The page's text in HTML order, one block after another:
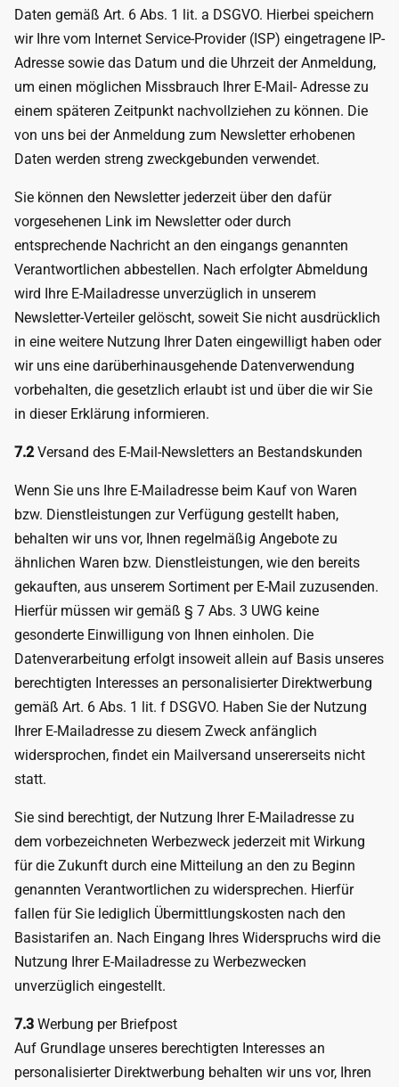
Daten gemäß Art. 6 Abs. 1 lit. a DSGVO. Hierbei speichern
wir Ihre vom Internet Service-Provider (ISP) eingetragene IP-
Adresse sowie das Datum und die Uhrzeit der Anmeldung,
um einen möglichen Missbrauch Ihrer E-Mail- Adresse zu
einem späteren Zeitpunkt nachvollziehen zu können. Die
von uns bei der Anmeldung zum Newsletter erhobenen
Daten werden streng zweckgebunden verwendet.
Sie können den Newsletter jederzeit über den dafür
vorgesehenen Link im Newsletter oder durch
entsprechende Nachricht an den eingangs genannten
Verantwortlichen abbestellen. Nach erfolgter Abmeldung
wird Ihre E-Mailadresse unverzüglich in unserem
Newsletter-Verteiler gelöscht, soweit Sie nicht ausdrücklich
in eine weitere Nutzung Ihrer Daten eingewilligt haben oder
wir uns eine darüberhinausgehende Datenverwendung
vorbehalten, die gesetzlich erlaubt ist und über die wir Sie
in dieser Erklärung informieren.
7.2Versand des E-Mail-Newsletters an Bestandskunden
Wenn Sie uns Ihre E-Mailadresse beim Kauf von Waren
bzw. Dienstleistungen zur Verfügung gestellt haben,
behalten wir uns vor, Ihnen regelmäßig Angebote zu
ähnlichen Waren bzw. Dienstleistungen, wie den bereits
gekauften, aus unserem Sortiment per E-Mail zuzusenden.
Hierfür müssen wir gemäß § 7 Abs. 3 UWG keine
gesonderte Einwilligung von Ihnen einholen. Die
Datenverarbeitung erfolgt insoweit allein auf Basis unseres
berechtigten Interesses an personalisierter Direktwerbung
gemäß Art. 6 Abs. 1 lit. f DSGVO. Haben Sie der Nutzung
Ihrer E-Mailadresse zu diesem Zweck anfänglich
widersprochen, findet ein Mailversand unsererseits nicht
statt.
Sie sind berechtigt, der Nutzung Ihrer E-Mailadresse zu
dem vorbezeichneten Werbezweck jederzeit mit Wirkung
für die Zukunft durch eine Mitteilung an den zu Beginn
genannten Verantwortlichen zu widersprechen. Hierfür
fallen für Sie lediglich Übermittlungskosten nach den
Basistarifen an. Nach Eingang Ihres Widerspruchs wird die
Nutzung Ihrer E-Mailadresse zu Werbezwecken
unverzüglich eingestellt.
7.3 Werbung per Briefpost
Auf Grundlage unseres berechtigten Interesses an
personalisierter Direktwerbung behalten wir uns vor, Ihren